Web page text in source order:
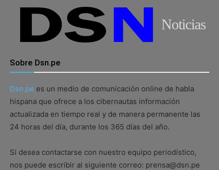
Noticias
Sobre Dsn.pe
Dsn.pe es un medio de comunicación online de habla
hispana que ofrece a los cibernautas información
actualizada en tiempo real y de manera permanente las
24 horas del día, durante los 365 días del año.
Si desea contactarse con nuestro equipo periodístico,
nos puede escribir al siguiente correo: prensa@dsn.pe